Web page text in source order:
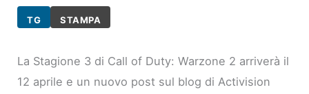
TG STAMPA
La Stagione 3 di Call of Duty: Warzone 2 arriverà il
12 aprile e un nuovo post sul blog di Activision